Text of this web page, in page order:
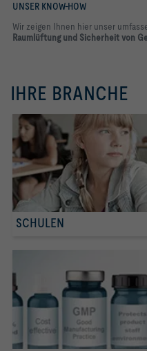
UNSER KNOW-HOW
Wir zeigen Ihnen hier unser
Raumlüftung und Sicherheit von
IHRE BRANCHE
SCHULEN